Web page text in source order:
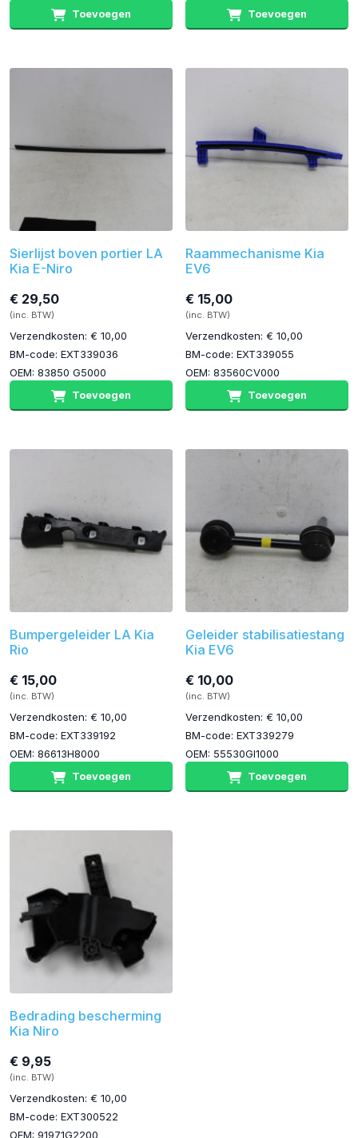
Toevoegen
Toevoegen
Sierlijst boven portier LA
Kia E-Niro
€ 29,50
(inc. BTW)
Verzendkosten: € 10,00
BM-code: EXT339036
OEM: 83850 G5000
Toevoegen
Raammechanisme Kia
EV6
€ 15,00
(inc. BTW)
Verzendkosten: € 10,00
BM-code: EXT339055
OEM: 83560CV000
Toevoegen
Bumpergeleider LA Kia
Rio
€ 15,00
(inc. BTW)
Verzendkosten: € 10,00
BM-code: EXT339192
OEM: 86613H8000
Toevoegen
Geleider stabilisatiestang
Kia EV6
€ 10,00
(inc. BTW)
Verzendkosten: € 10,00
BM-code: EXT339279
OEM: 55530GI1000
Toevoegen
Bedrading bescherming
Kia Niro
€ 9,95
(inc. BTW)
Verzendkosten: € 10,00
BM-code: EXT300522
OEM: 91971G2200